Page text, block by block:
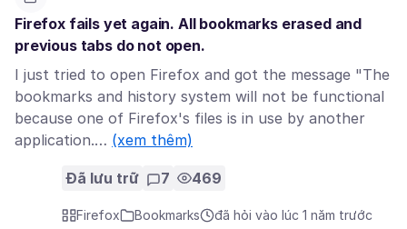
Firefox fails yet again. All bookmarks erased and
previous tabs do not open.
I just tried to open Firefox and got the message "The
bookmarks and history system will not be functional
because one of Firefox's files is in use by another
application.… (xem thêm)
Đã lưu trữ 7 469
Firefox Bookmarks
đã hỏi vào lúc 1 năm trước